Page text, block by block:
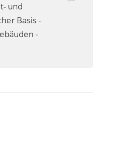
und
Basis -
-